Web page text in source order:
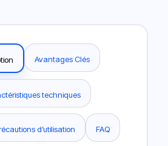
Avantages Clés
techniques
d’utilisation FAQ